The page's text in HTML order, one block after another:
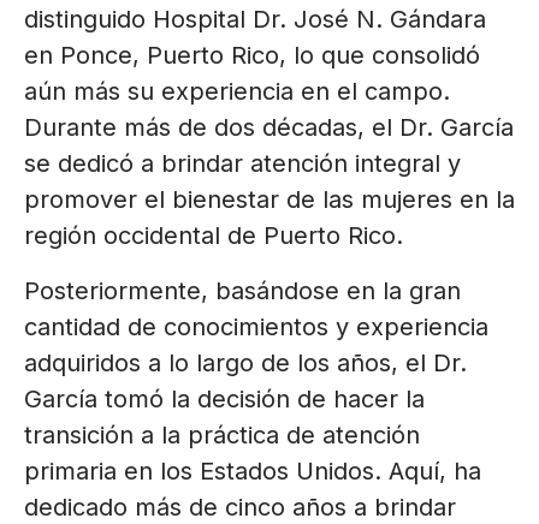
distinguido Hospital Dr. José N. Gándara
en Ponce, Puerto Rico, lo que consolidó
aún más su experiencia en el campo.
Durante más de dos décadas, el Dr. García
se dedicó a brindar atención integral y
promover el bienestar de las mujeres en la
región occidental de Puerto Rico.
Posteriormente, basándose en la gran
cantidad de conocimientos y experiencia
adquiridos a lo largo de los años, el Dr.
García tomó la decisión de hacer la
transición a la práctica de atención
primaria en los Estados Unidos. Aquí, ha
dedicado más de cinco años a brindar